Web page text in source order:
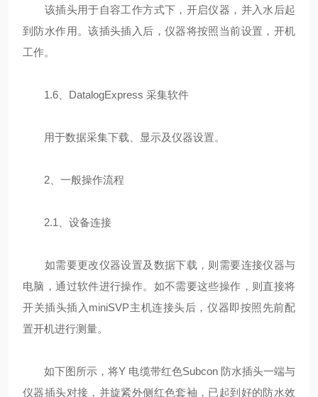
该插头用于自容工作方式下，开启仪器，并入水后起
到防水作用。该插头插入后，仪器将按照当前设置，开机
工作。
1.6、DatalogExpress 采集软件
用于数据采集下载、显示及仪器设置。
2、一般操作流程
2.1、设备连接
如需要更改仪器设置及数据下载，则需要连接仪器与
电脑，通过软件进行操作。如不需要这些操作，则直接将
开关插头插入miniSVP主机连接头后，仪器即按照先前配
置开机进行测量。
如下图所示，将Y 电缆带红色Subcon 防水插头一端与
仪器插头对接，并旋紧外侧红色套袖，已起到好的防水效